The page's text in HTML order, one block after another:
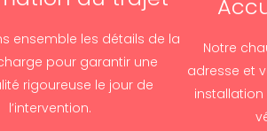
ensemble les détails de la
pour garantir une
rigoureuse le jour de
l’intervention.
Notre
adresse et
installation